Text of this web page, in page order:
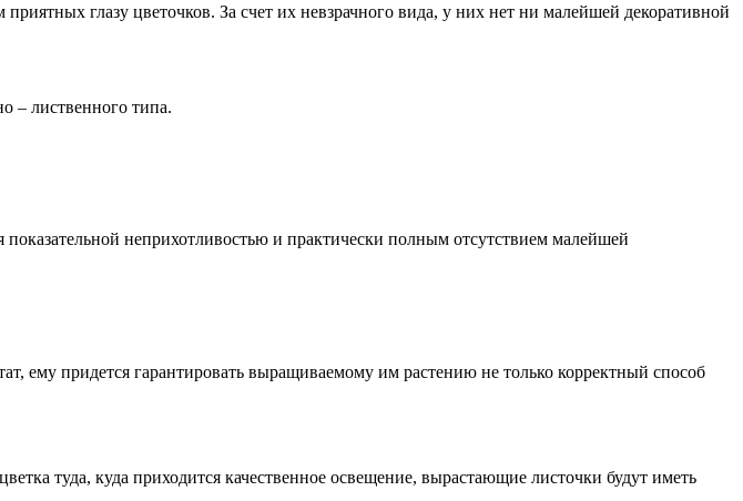
глазу цветочков. За счет их невзрачного вида, у них нет ни малейшей декоративной
– лиственного типа.
неприхотливостью и практически полным отсутствием малейшей
ему придется гарантировать выращиваемому им растению не только корректный способ
туда, куда приходится качественное освещение, вырастающие листочки будут иметь